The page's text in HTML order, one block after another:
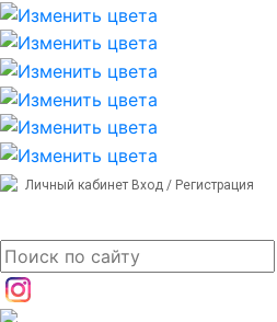
Личный кабинет Вход / Регистрация